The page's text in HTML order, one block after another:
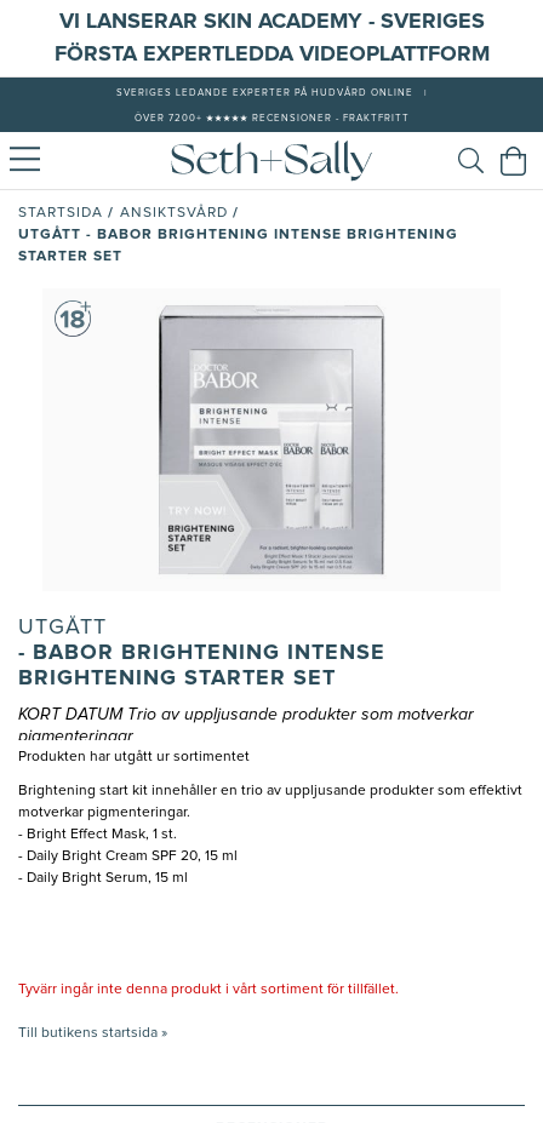
VI LANSERAR SKIN ACADEMY - SVERIGES
FÖRSTA EXPERTLEDDA VIDEOPLATTFORM
SVERIGES LEDANDE EXPERTER PÅ HUDVÅRD ONLINE
ÖVER 7200+ ★★★★★ RECENSIONER - FRAKTFRITT
STARTSIDA / ANSIKTSVÅRD /
UTGÅTT - BABOR BRIGHTENING INTENSE BRIGHTENING
STARTER SET
UTGÅTT
- BABOR BRIGHTENING INTENSE
BRIGHTENING STARTER SET
KORT DATUM Trio av uppljusande produkter som motverkar
pigmenteringar
Produkten har utgått ur sortimentet
Brightening start kit innehåller en trio av uppljusande produkter som effektivt
motverkar pigmenteringar.
- Bright Effect Mask, 1 st.
- Daily Bright Cream SPF 20, 15 ml
- Daily Bright Serum, 15 ml
Tyvärr ingår inte denna produkt i vårt sortiment för tillfället.
Till butikens startsida »